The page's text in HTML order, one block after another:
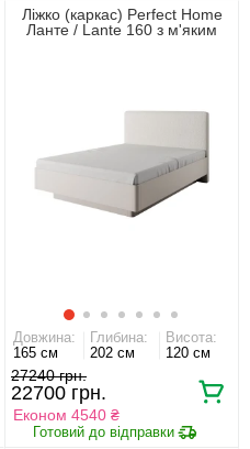
Ліжко (каркас) Perfect Home
Ланте / Lante 160 з м'яким
Довжина:
165 см
Глибина:
202 см
Висота:
120 см
27240 грн.
22700 грн.
Економ 4540 ₴